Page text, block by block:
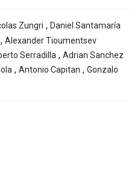
Zungri , Daniel Santamaría
, Alexander Tioumentsev
Serradilla , Adrian Sanchez
, Antonio Capitan , Gonzalo